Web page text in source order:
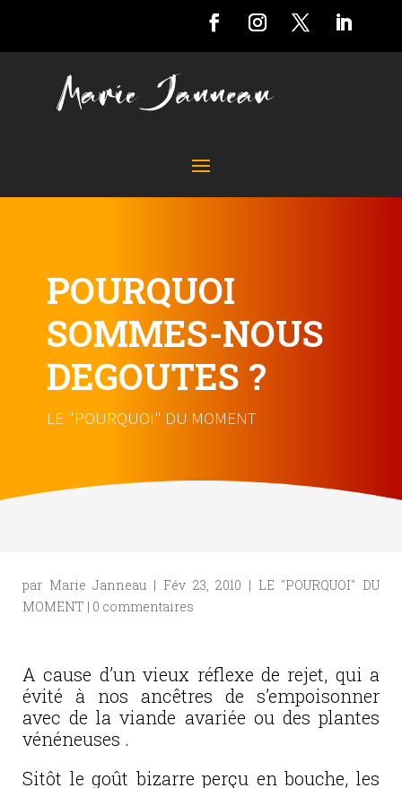
POURQUOI
SOMMES-NOUS
DEGOUTES ?
LE "POURQUOI" DU MOMENT
par Marie Janneau | Fév 23, 2010 | LE "POURQUOI" DU
MOMENT | 0 commentaires
A cause d’un vieux réflexe de rejet, qui a
évité à nos ancêtres de s’empoisonner
avec de la viande avariée ou des plantes
vénéneuses .
Sitôt le goût bizarre perçu en bouche, les